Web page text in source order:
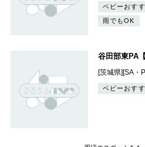
ベビーおす
雨でもOK
谷田部東PA
[茨城県][SA・
ベビーおす